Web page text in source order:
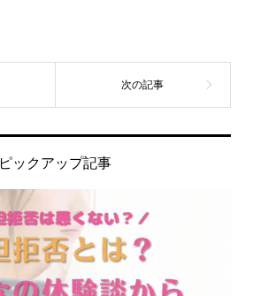
ピックアップ記事